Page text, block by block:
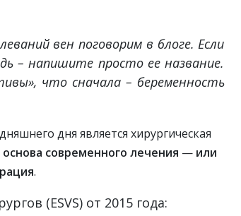
вен поговорим в блоге. Если
– напишите просто ее название.
что сначала – беременность
дня является хирургическая
основа современного лечения — или
.
(ESVS) от 2015 года: